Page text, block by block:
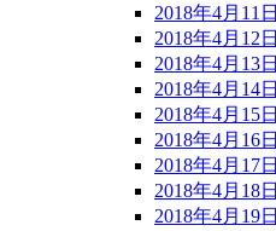
2018年4月11日
2018年4月12日
2018年4月13日
2018年4月14日
2018年4月15日
2018年4月16日
2018年4月17日
2018年4月18日
2018年4月19日